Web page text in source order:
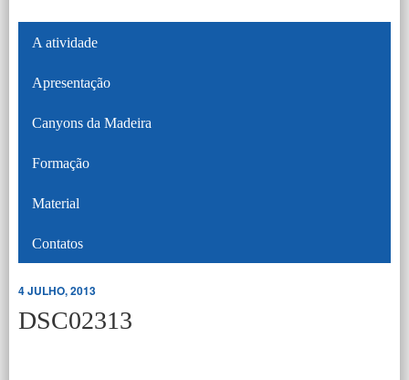
A atividade
Apresentação
Canyons da Madeira
Formação
Material
Contatos
4 JULHO, 2013
DSC02313